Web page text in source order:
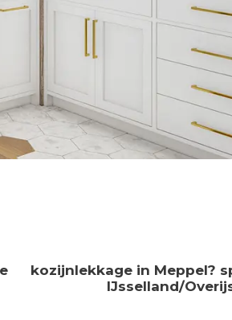
kozijnlekkage in Meppel?
IJsselland/